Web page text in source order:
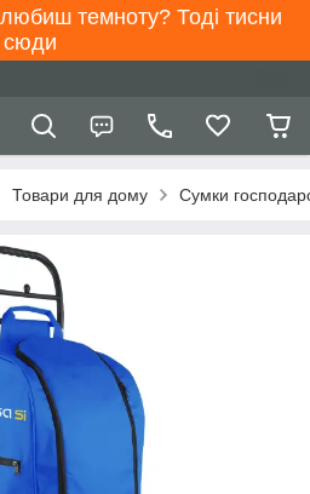
темноту? Тоді тисни
сюди
Товари для дому Сумки